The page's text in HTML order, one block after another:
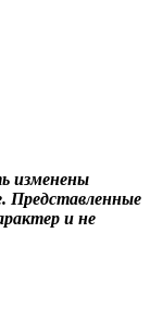
изменены
Представленные
и не